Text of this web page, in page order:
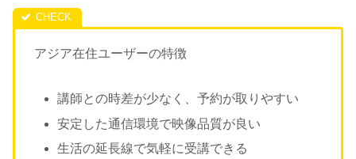
アジア在住ユーザーの特徴
講師との時差が少なく、予約が取りやすい
安定した通信環境で映像品質が良い
生活の延長線で気軽に受講できる